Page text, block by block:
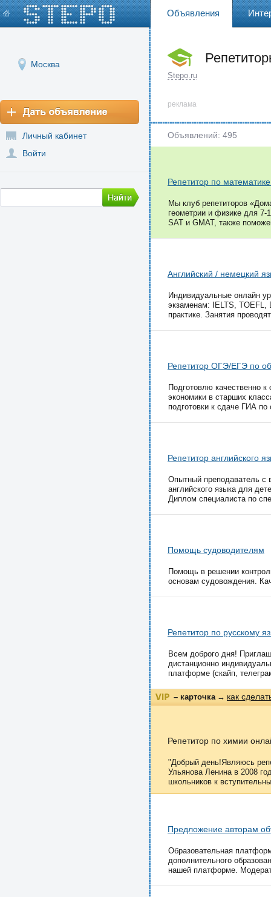
Объявления
Москва
Личный кабинет
Войти
Stepo.ru
реклама
Объявлений: 495
Репетитор по
Мы клуб репетиторов
геометрии и физике для
SAT и GMAT, также
Английский / немецкий
Индивидуальные онлайн
экзаменам: IELTS, TOEFL,
практике. Занятия
Репетитор ОГЭ/ЕГЭ по
Подготовлю качественно
экономики в старших
подготовки к сдаче ГИА
Репетитор английского
Опытный преподаватель с
английского языка для
Диплом специалиста по
Помощь судоводителям
Помощь в решении
основам судовождения.
Репетитор по русскому
Всем доброго дня!
дистанционно
платформе (скайп,
– карточка → как
Репетитор по химии
"Добрый день!Являюсь
Ульянова Ленина в 2008
школьников к
Предложение авторам
Образовательная
дополнительного
нашей платформе.